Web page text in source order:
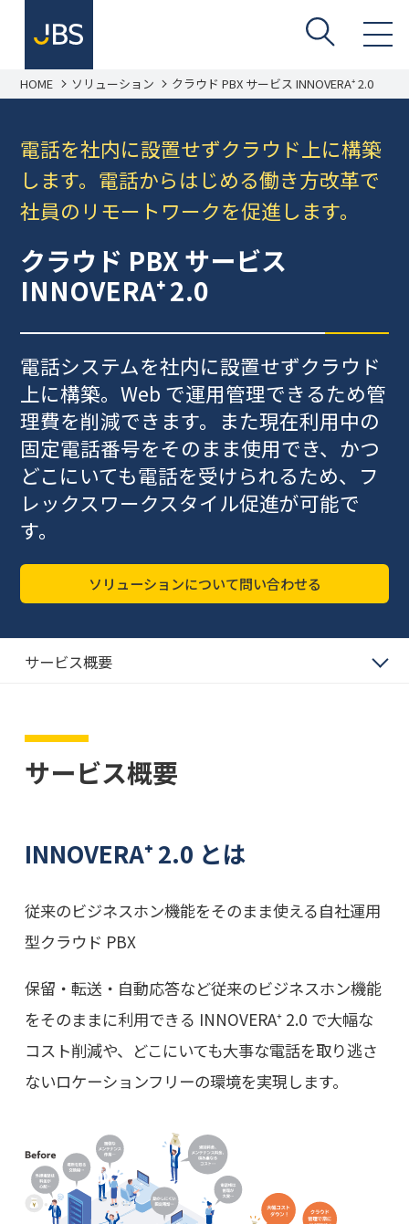
HOME ソリューション クラウド PBX サービス INNOVERA⁺ 2.0
電話を社内に設置せずクラウド上に構築
します。電話からはじめる働き方改革で
社員のリモートワークを促進します。
クラウド PBX サービス
INNOVERA⁺ 2.0
電話システムを社内に設置せずクラウド
上に構築。Web で運用管理できるため管
理費を削減できます。また現在利用中の
固定電話番号をそのまま使用でき、かつ
どこにいても電話を受けられるため、フ
レックスワークスタイル促進が可能で
す。
ソリューションについて問い合わせる
サービス概要
サービス概要
INNOVERA⁺ 2.0 とは
従来のビジネスホン機能をそのまま使える自社運用
型クラウド PBX
保留・転送・自動応答など従来のビジネスホン機能
をそのままに利用できる INNOVERA⁺ 2.0 で大幅な
コスト削減や、どこにいても大事な電話を取り逃さ
ないロケーションフリーの環境を実現します。